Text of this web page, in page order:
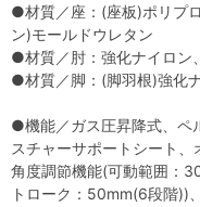
●材質／座：(座板)ポリプ
ン)モールドウレタン
●材質／肘：強化ナイロン
●材質／脚：(脚羽根)強化
●機能／ガス圧昇降式、ペ
スチャーサポートシート
角度調節機能(可動範囲：
トローク：50mm(6段階))